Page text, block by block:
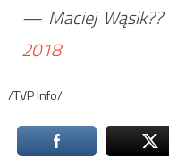
— Maciej Wąsik??
2018
/TVP Info/